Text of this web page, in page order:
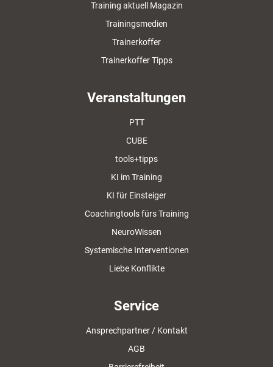
Training aktuell Magazin
Trainingsmedien
Trainerkoffer
Trainerkoffer Tipps
Veranstaltungen
PTT
CUBE
tools+tipps
KI im Training
KI für Einsteiger
Coachingtools fürs Training
NeuroWissen
Systemische Interventionen
Liebe Konflikte
Service
Ansprechpartner / Kontakt
AGB